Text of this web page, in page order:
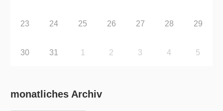
23 24 25 26 27 28 29
30 31 1 2 3 4 5
monatliches Archiv